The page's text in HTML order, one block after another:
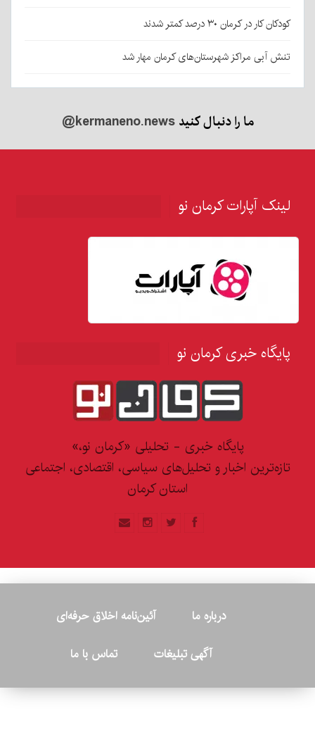
کودکان کار در کرمان ۳۰ درصد کمتر شدند
تنش آبی مراکز شهرستان‌های کرمان مهار شد
ما را دنبال کنید@kermaneno.news
لینک آپارات کرمان نو
پایگاه خبری کرمان نو
پایگاه خبری - تحلیلی «کرمان نو،»
تازه‌ترین اخبار و تحلیل‌های سیاسی، اقتصادی، اجتماعی
استان کرمان
درباره ما
آئین‌نامه اخلاق حرفه‌ای
آگهی تبلیغات
تماس با ما